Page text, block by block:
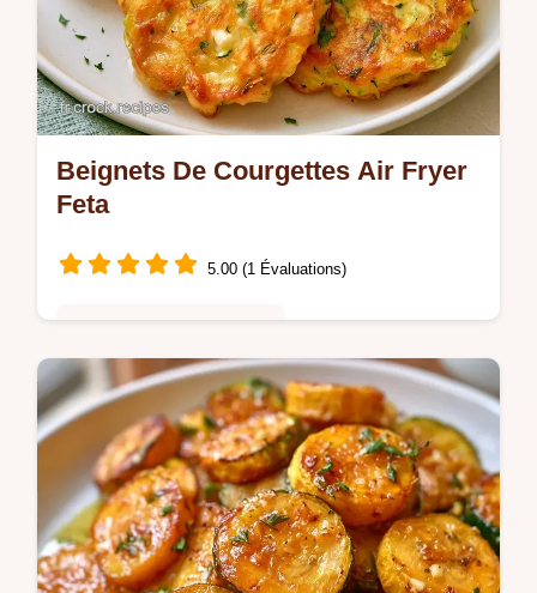
Beignets De Courgettes Air Fryer
Feta
5.00 (1 Évaluations)
Retirez l'eau des légumes pour réussir vos
Beignets De Courgettes Air Fryer. Suivez
nos étapes pour des beignets dorés en
seulement 25 min.